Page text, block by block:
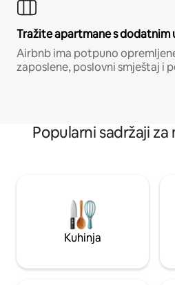
Tražite apartmane s dodatnim
Airbnb ima potpuno
zaposlene, poslovni smještaj i
Popularni sadržaji
Kuhinja